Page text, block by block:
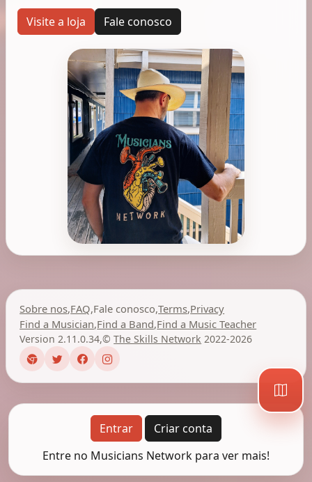
Visite a loja Fale conosco
Sobre nos,FAQ,Fale conosco,Terms,Privacy
Find a Musician,Find a Band,Find a Music Teacher
Version 2.11.0.34,©The Skills Network 2022-2026
Entrar
Criar conta
Entre no Musicians Network para ver mais!